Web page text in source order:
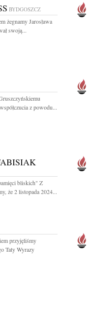
BYDGOSZCZ
żegnamy Jarosława
swoją...
z powodu...
bliskich" Z
że 2 listopada 2024...
przyjęliśmy
Taty Wyrazy